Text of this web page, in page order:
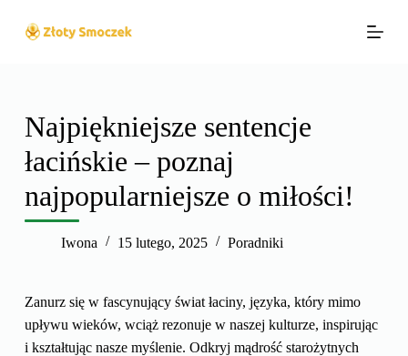
o
Najpiękniejsze sentencje
łacińskie – poznaj
najpopularniejsze o miłości!
Iwona 15 lutego, 2025 Poradniki
Zanurz się w fascynujący świat łaciny, języka, który mimo
upływu wieków, wciąż rezonuje w naszej kulturze, inspirując
i kształtując nasze myślenie. Odkryj mądrość starożytnych